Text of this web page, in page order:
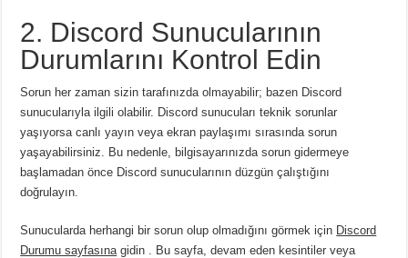
2. Discord Sunucularının
Durumlarını Kontrol Edin
Sorun her zaman sizin tarafınızda olmayabilir;bazen Discord
sunucularıyla ilgili olabilir. Discord sunucuları teknik sorunlar
yaşıyorsa canlı yayın veya ekran paylaşımı sırasında sorun
yaşayabilirsiniz. Bu nedenle, bilgisayarınızda sorun gidermeye
başlamadan önce Discord sunucularının düzgün çalıştığını
doğrulayın.
Sunucularda herhangi bir sorun olup olmadığını görmek için Discord
Durumu sayfasına gidin . Bu sayfa, devam eden kesintiler veya